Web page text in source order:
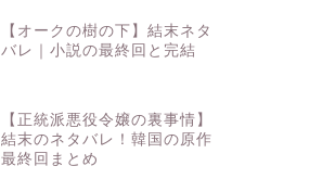
【オークの樹の下】結末ネタ
バレ｜小説の最終回と完結
【正統派悪役令嬢の裏事情】
結末のネタバレ！韓国の原作
最終回まとめ